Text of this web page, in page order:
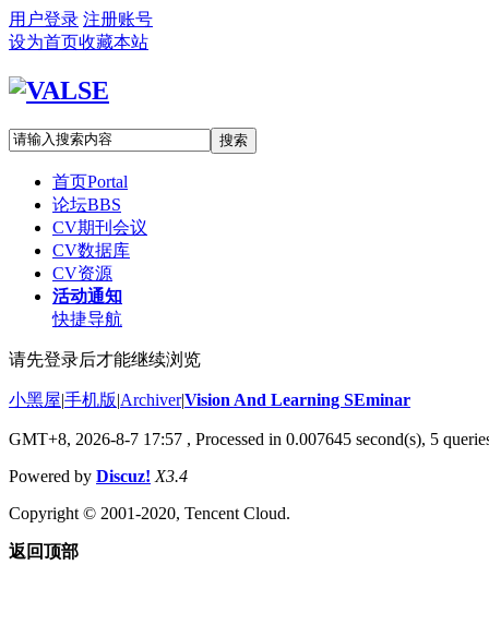
用户登录 注册账号
设为首页收藏本站
搜索
首页Portal
论坛BBS
CV期刊会议
CV数据库
CV资源
活动通知
快捷导航
请先登录后才能继续浏览
小黑屋|手机版|Archiver|Vision And Learning SEminar
GMT+8, 2026-8-7 17:57 , Processed in 0.007645 second(s), 5
Powered by Discuz! X3.4
Copyright © 2001-2020, Tencent Cloud.
返回顶部